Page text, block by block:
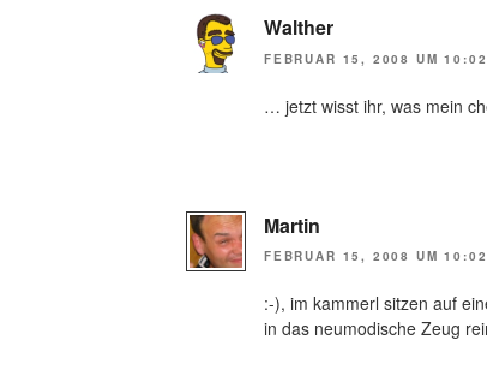
Walther
FEBRUAR 15, 2008 UM 10:02
… jetzt wisst ihr, was mein
Martin
FEBRUAR 15, 2008 UM 10:02
:-), im kammerl sitzen auf
in das neumodische Zeug